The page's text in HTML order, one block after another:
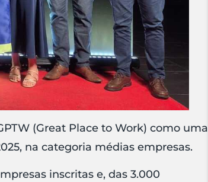
(Great Place to Work) como uma
na categoria médias empresas.
inscritas e, das 3.000